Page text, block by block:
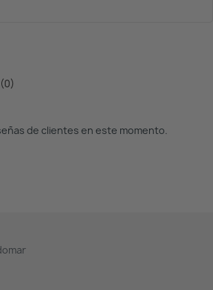
de clientes en este momento.